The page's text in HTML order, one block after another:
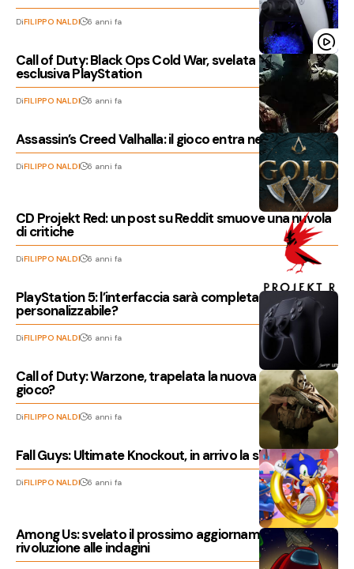
DiFILIPPO NALDI 6 anni fa
Call of Duty: Black Ops Cold War, svelata la modalità
esclusiva PlayStation
DiFILIPPO NALDI 6 anni fa
Assassin’s Creed Valhalla: il gioco entra nella fase Gold
DiFILIPPO NALDI 6 anni fa
CD Projekt Red: un post su Reddit smuove una nuvola
di critiche
DiFILIPPO NALDI 6 anni fa
PlayStation 5: l’interfaccia sarà completamente
personalizzabile?
DiFILIPPO NALDI 6 anni fa
Call of Duty: Warzone, trapelata la nuova mappa di
gioco?
DiFILIPPO NALDI 6 anni fa
Fall Guys: Ultimate Knockout, in arrivo la skin di Sonic
DiFILIPPO NALDI 6 anni fa
Among Us: svelato il prossimo aggiornamento,
rivoluzione alle indagini